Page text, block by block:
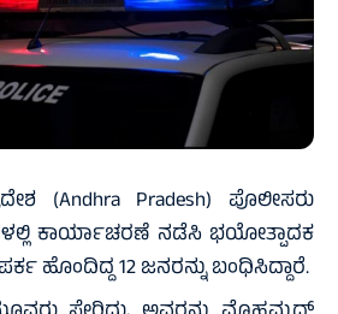
(Andhra Pradesh) ಪೊಲೀಸರು
ಕಾರ್ಯಾಚರಣೆ ನಡೆಸಿ ಭಯೋತ್ಪಾದಕ
ಹೊಂದಿದ್ದ 12 ಜನರನ್ನು ಬಂಧಿಸಿದ್ದಾರೆ.